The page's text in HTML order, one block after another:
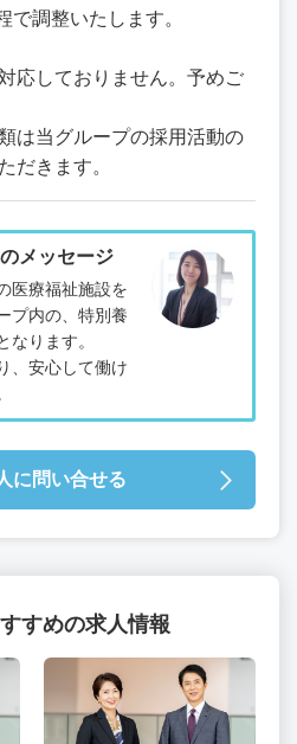
で調整いたします。
応しておりません。予めご
は当グループの採用活動の
だきます。
メッセージ
医療福祉施設を
プ内の、特別養
なります。
、安心して働け
に問い合せる
すめの求人情報